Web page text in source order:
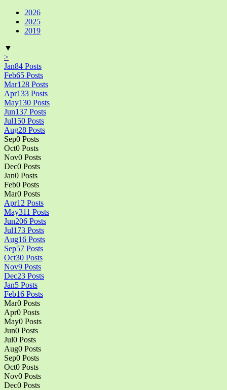
2026
2025
2019
▼
>
Jan84 Posts
Feb65 Posts
Mar128 Posts
Apr133 Posts
May130 Posts
Jun137 Posts
Jul150 Posts
Aug28 Posts
Sep0 Posts
Oct0 Posts
Nov0 Posts
Dec0 Posts
Jan0 Posts
Feb0 Posts
Mar0 Posts
Apr12 Posts
May311 Posts
Jun206 Posts
Jul173 Posts
Aug16 Posts
Sep57 Posts
Oct30 Posts
Nov9 Posts
Dec23 Posts
Jan5 Posts
Feb16 Posts
Mar0 Posts
Apr0 Posts
May0 Posts
Jun0 Posts
Jul0 Posts
Aug0 Posts
Sep0 Posts
Oct0 Posts
Nov0 Posts
Dec0 Posts